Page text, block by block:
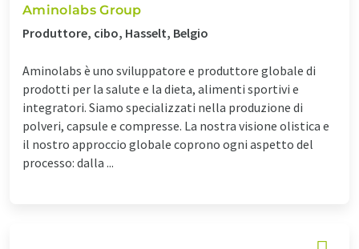
Aminolabs Group
Produttore, cibo, Hasselt, Belgio
Aminolabs è uno sviluppatore e produttore globale di
prodotti per la salute e la dieta, alimenti sportivi e
integratori. Siamo specializzati nella produzione di
polveri, capsule e compresse. La nostra visione olistica e
il nostro approccio globale coprono ogni aspetto del
processo: dalla ...